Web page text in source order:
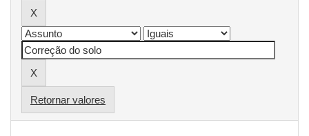
Retornar valores